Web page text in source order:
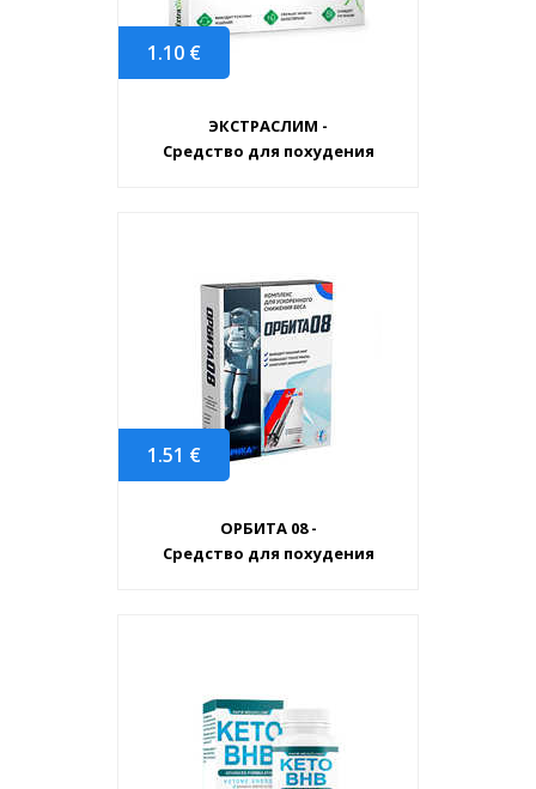
1.10 €
ЭКСТРАСЛИМ -
Средство для похудения
1.51 €
ОРБИТА 08 -
Средство для похудения